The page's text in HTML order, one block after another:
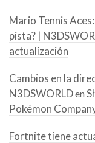
Mario Tennis
pista? |
actualización
Cambios en la
N3DSWORLDen
Pokémon
Fortnite tiene